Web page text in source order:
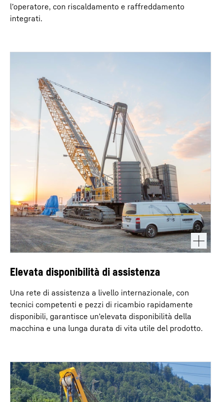
l’operatore, con riscaldamento e raffreddamento
integrati.
Elevata disponibilità di assistenza
Una rete di assistenza a livello internazionale, con
tecnici competenti e pezzi di ricambio rapidamente
disponibili, garantisce un’elevata disponibilità della
macchina e una lunga durata di vita utile del prodotto.